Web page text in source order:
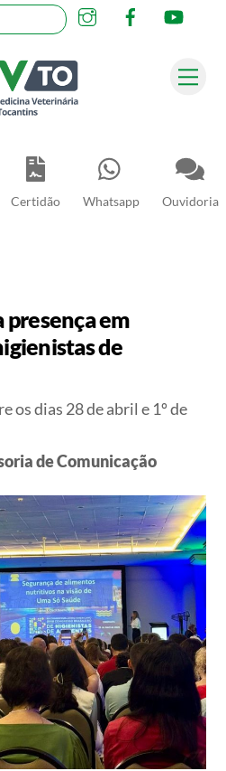
Certidão Whatsapp Ouvidoria
InstagramFacebook
presença em
de
os dias 28 de abril e 1º de
de Comunicação